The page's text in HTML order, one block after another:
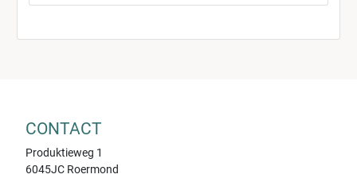
CONTACT
Produktieweg 1
6045JC Roermond